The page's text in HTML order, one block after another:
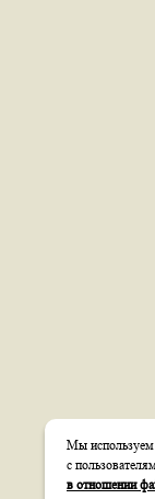
Мы используем
с
в отношении